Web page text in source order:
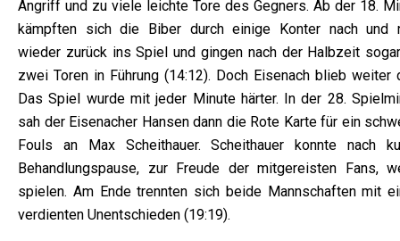
Angriff und zu viele leichte Tore des Gegners. Ab der 18.
kämpften sich die Biber durch einige Konter nach und
wieder zurück ins Spiel und gingen nach der Halbzeit
zwei Toren in Führung (14:12). Doch Eisenach blieb weiter
Das Spiel wurde mit jeder Minute härter. In der 28.
sah der Eisenacher Hansen dann die Rote Karte für ein
Fouls an Max Scheithauer. Scheithauer konnte nach
Behandlungspause, zur Freude der mitgereisten Fans,
spielen. Am Ende trennten sich beide Mannschaften mit
verdienten Unentschieden (19:19).